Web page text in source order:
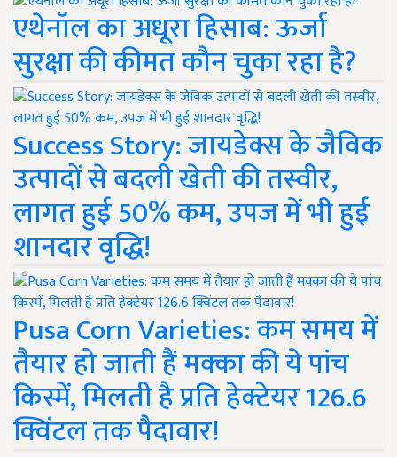
एथेनॉल का अधूरा हिसाब: ऊर्जा
सुरक्षा की कीमत कौन चुका रहा है?
Success Story: जायडेक्स के जैविक
उत्पादों से बदली खेती की तस्वीर,
लागत हुई 50% कम, उपज में भी हुई
शानदार वृद्धि!
Pusa Corn Varieties: कम समय में
तैयार हो जाती हैं मक्का की ये पांच
किस्में, मिलती है प्रति हेक्टेयर 126.6
क्विंटल तक पैदावार!